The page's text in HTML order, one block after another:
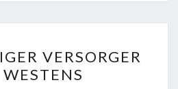
EWIGER
VERSORGER
VERSORGER
WESTENS